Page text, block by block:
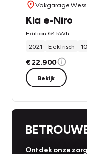
Vakgarage
Kia e-Niro
Edition 64 kWh
2021
Elektrisch
€ 22.900
Bekijk
Ontdek onze